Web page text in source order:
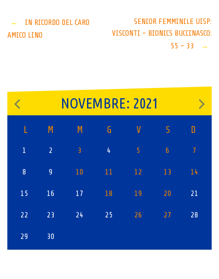
Post
←
IN RICORDO DEL CARO
AMICO LINO
SENIOR FEMMINILE UISP:
VISCONTI – BIONICS BUCCINASCO:
55 – 33
→
NOVEMBRE: 2021
L M M G V S D
1 2 3 4 5 6 7
8 9 10 11 12 13 14
15 16 17 18 19 20 21
22 23 24 25 26 27 28
29 30